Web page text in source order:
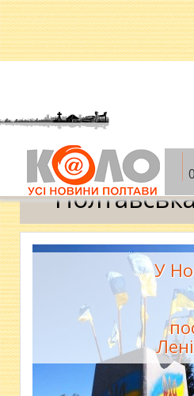
Головна » Полтавська
У